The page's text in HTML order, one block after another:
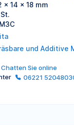
x 14 x 18 mm
und Additive
Chatten Sie online
06221